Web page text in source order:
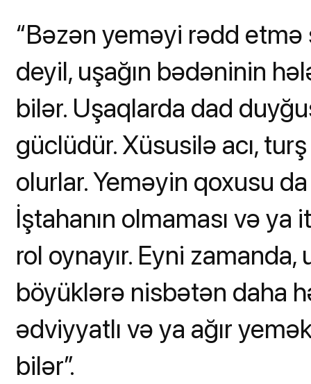
“Bəzən yeməyi rədd etmə
deyil, uşağın bədəninin
bilər. Uşaqlarda dad
güclüdür. Xüsusilə acı,
olurlar. Yeməyin qoxusu
İştahanın olmaması və
rol oynayır. Eyni
böyüklərə nisbətən daha
ədviyyatlı və ya ağır
bilər”.